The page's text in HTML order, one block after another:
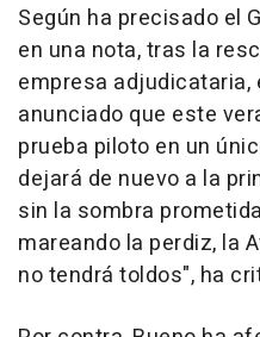
Según ha precisado el
en una nota, tras la
empresa adjudicataria,
anunciado que este
prueba piloto en un
dejará de nuevo a la
sin la sombra
mareando la perdiz, la
no tendrá toldos", ha